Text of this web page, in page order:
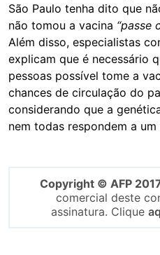
São Paulo tenha dito que
não tomou a vacina “passe
Além disso, especialistas
explicam que é necessário
pessoas possível tome a
chances de circulação do
considerando que a
nem todas respondem a um
Copyright © AFP
comercial deste
assinatura. Clique